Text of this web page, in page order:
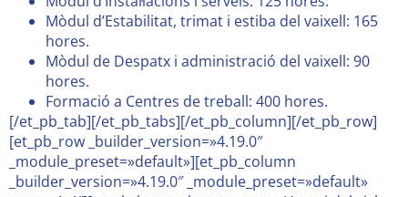
Mòdul d’Estabilitat, trimat i estiba del vaixell: 165
hores.
Mòdul de Despatx i administració del vaixell: 90
hores.
Formació a Centres de treball: 400 hores.
[/et_pb_tab][/et_pb_tabs][/et_pb_column][/et_pb_row]
[et_pb_row _builder_version=»4.19.0″
_module_preset=»default»][et_pb_column
_builder_version=»4.19.0″ _module_preset=»default»